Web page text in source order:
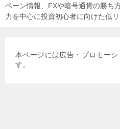
ペーン情報、FXや暗号通貨の勝ち
力を中心に投資初心者に向けた低
本ページには広告・プロモー
す。